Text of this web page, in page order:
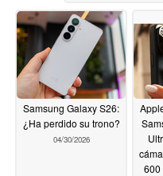
Ultra04/30/2026
Samsung Galaxy S26:
¿Ha perdido su trono?
04/30/2026
600